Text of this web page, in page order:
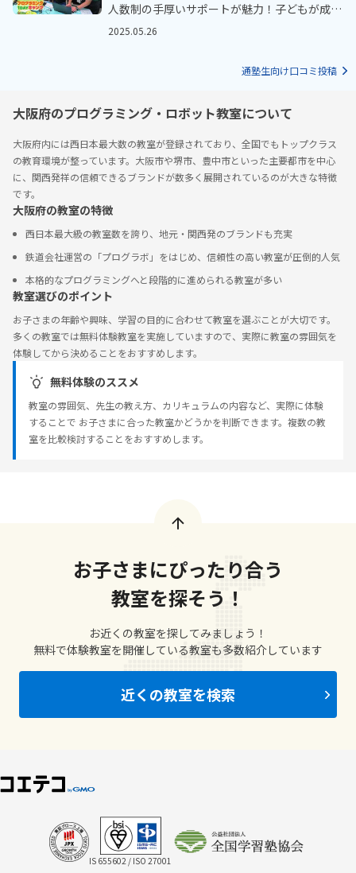
人数制の手厚いサポートが魅力！子どもが成長
する授業カリキュラム
2025.05.26
通塾生向け口コミ投稿
大阪府のプログラミング・ロボット教室について
大阪府内には西日本最大数の教室が登録されており、全国でもトップクラス
の教育環境が整っています。大阪市や堺市、豊中市といった主要都市を中心
に、関西発祥の信頼できるブランドが数多く展開されているのが大きな特徴
です。
大阪府の教室の特徴
西日本最大級の教室数を誇り、地元・関西発のブランドも充実
鉄道会社運営の「プログラボ」をはじめ、信頼性の高い教室が圧倒的人気
本格的なプログラミングへと段階的に進められる教室が多い
教室選びのポイント
お子さまの年齢や興味、学習の目的に合わせて教室を選ぶことが大切です。
多くの教室では無料体験教室を実施していますので、実際に教室の雰囲気を
体験してから決めることをおすすめします。
無料体験のススメ
教室の雰囲気、先生の教え方、カリキュラムの内容など、実際に体験
することで お子さまに合った教室かどうかを判断できます。複数の教
室を比較検討することをおすすめします。
お子さまにぴったり合う
教室を探そう！
お近くの教室を探してみましょう！
無料で体験教室を開催している教室も多数紹介しています
近くの教室を検索
IS 655602 / ISO 27001